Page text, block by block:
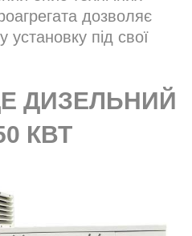
дозволяє
установку під свої
ДИЗЕЛЬНИЙ
КВТ